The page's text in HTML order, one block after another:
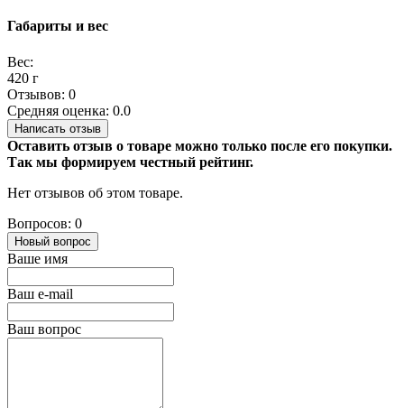
Габариты и вес
Вес:
420 г
Отзывов: 0
Средняя оценка: 0.0
Написать отзыв
Оставить отзыв о товаре можно только после его покупки.
Так мы формируем честный рейтинг.
Нет отзывов об этом товаре.
Вопросов: 0
Новый вопрос
Ваше имя
Ваш e-mail
Ваш вопрос